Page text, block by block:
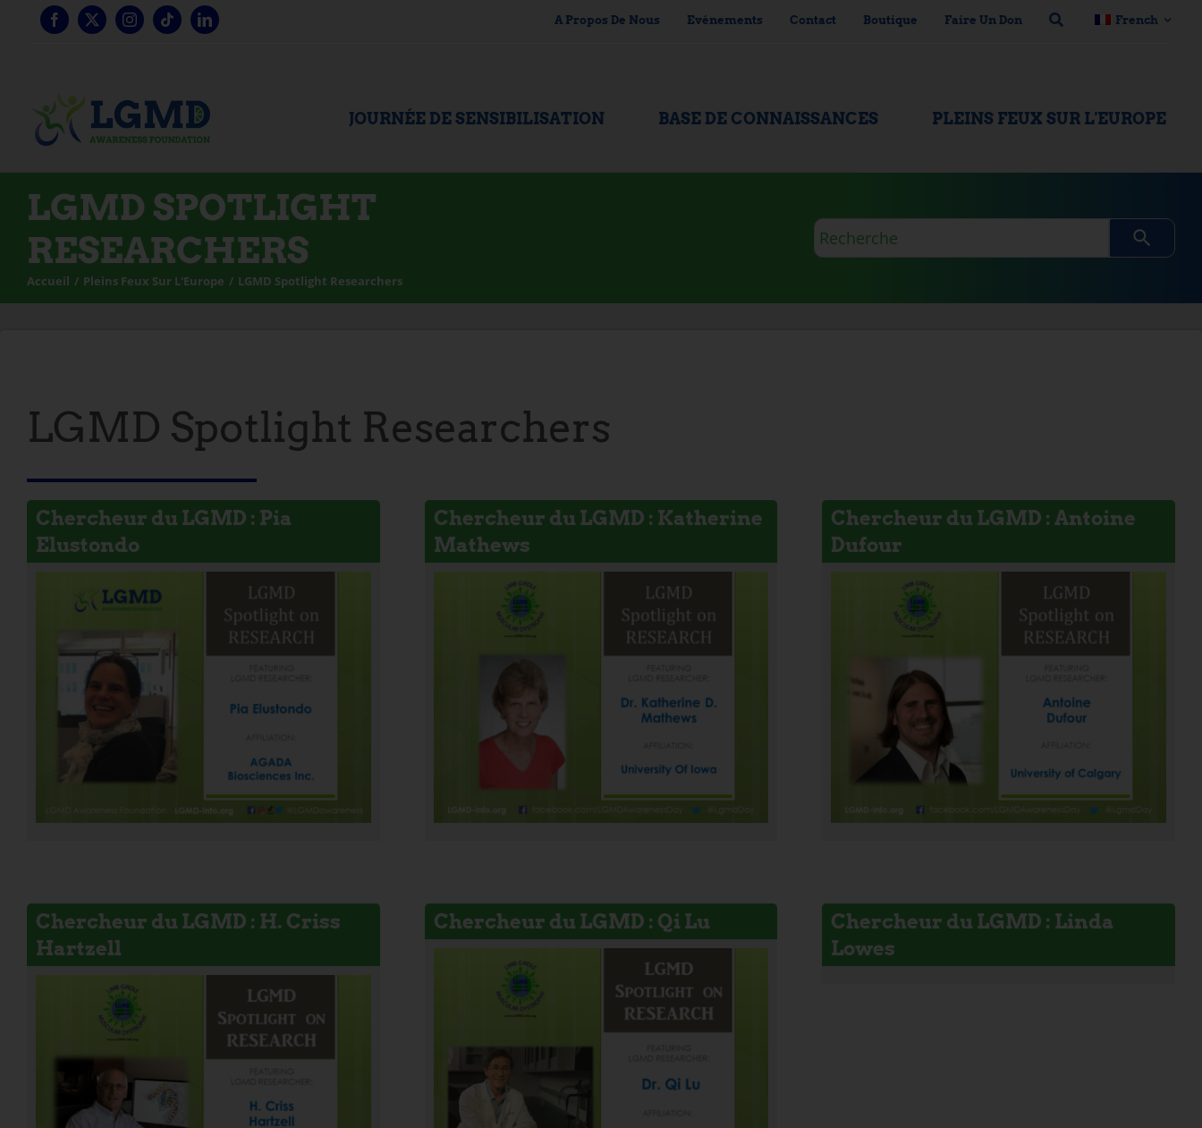
A Propos De Nous Evénements Contact Boutique Faire Un Don French
JOURNÉE DE SENSIBILISATION BASE DE CONNAISSANCES PLEINS FEUX SUR L'EUROPE
LGMD SPOTLIGHT
RESEARCHERS
Accueil Pleins Feux Sur L'Europe LGMD Spotlight Researchers
Requête
de
LGMD Spotlight Researchers
Chercheur du LGMD : Pia
Elustondo
Chercheur du LGMD : Katherine
Mathews
Chercheur du LGMD : Antoine
Dufour
Chercheur du LGMD : H. Criss
Hartzell
Chercheur du LGMD : Qi Lu
Chercheur du LGMD : Linda
Lowes